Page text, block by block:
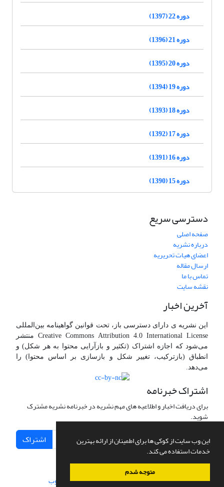
این وب سایت از کوکی ها برای اطمینان از ارائه بهترین
خدمات استفاده می کند.
متوجه شدم
دوره 22 (1397)
دوره 21 (1396)
دوره 20 (1395)
دوره 19 (1394)
دوره 18 (1393)
دوره 17 (1392)
دوره 16 (1391)
دوره 15 (1390)
دسترسی سریع
صفحه اصلی
درباره نشریه
اعضای هیات تحریریه
ارسال مقاله
تماس با ما
نقشه سایت
آخرین اخبار
این نشریه ی دارای دسترسی باز، تحت قوانین گواهینامه بین‌المللی
Creative Commons Attribution 4.0 International License منتشر
می‌شود که اجازه اشتراک (تکثیر و بازآرایی محتوا به هر شکل) و
انطباق (بازترکیب، تغییر شکل و بازسازی بر اساس محتوا) را
می‌دهد.
اشتراک خبرنامه
برای دریافت اخبار و اطلاعیه های مهم نشریه در خبرنامه نشریه مشترک
شوید.
اشتراک
سامانه مدیریت نشریات علمی.طراحی و پیاده سازی از سیناوب